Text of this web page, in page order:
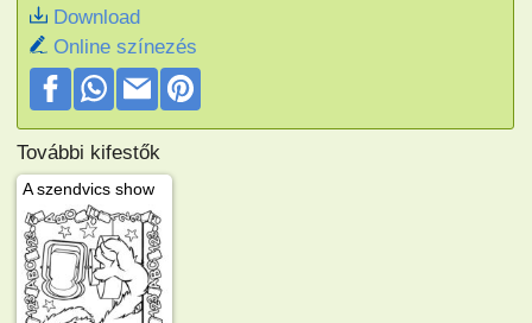
Download
Online színezés
További kifestők
A szendvics show